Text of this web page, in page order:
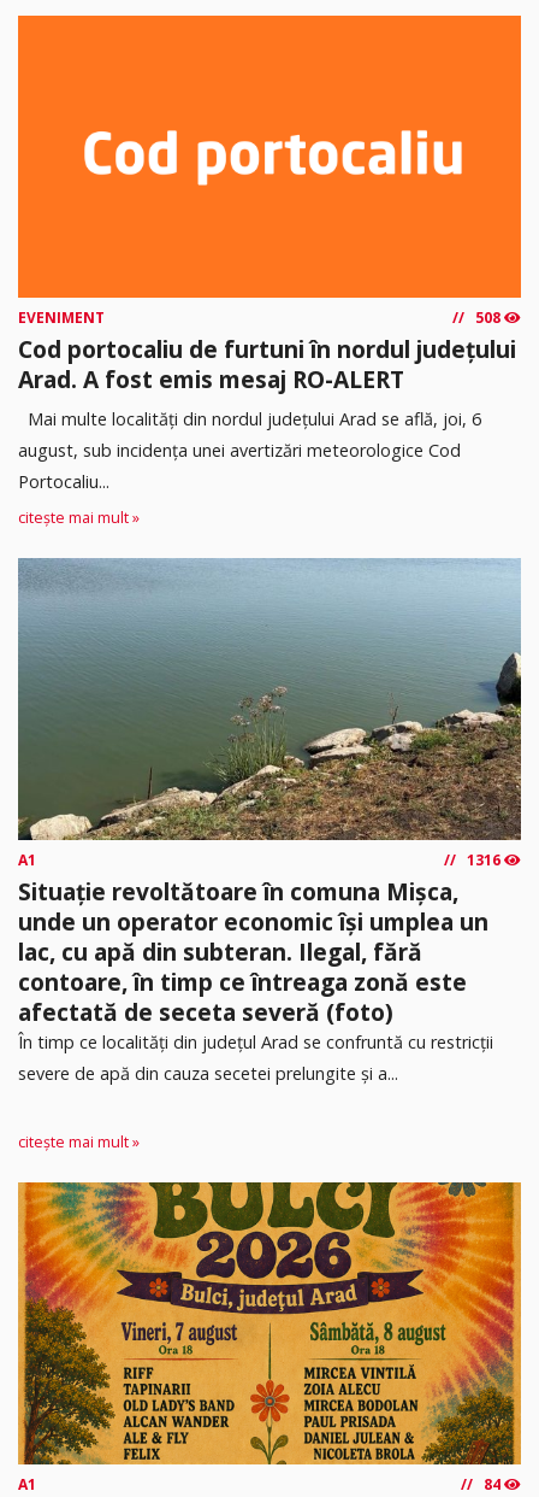
EVENIMENT 508
Cod portocaliu de furtuni în nordul județului
Arad. A fost emis mesaj RO-ALERT
Mai multe localități din nordul județului Arad se află, joi, 6
august, sub incidența unei avertizări meteorologice Cod
Portocaliu...
citește mai mult »
A1 1316
Situație revoltătoare în comuna Mișca,
unde un operator economic își umplea un
lac, cu apă din subteran. Ilegal, fără
contoare, în timp ce întreaga zonă este
afectată de seceta severă (foto)
În timp ce localități din județul Arad se confruntă cu restricții
severe de apă din cauza secetei prelungite și a...
citește mai mult »
A1 84